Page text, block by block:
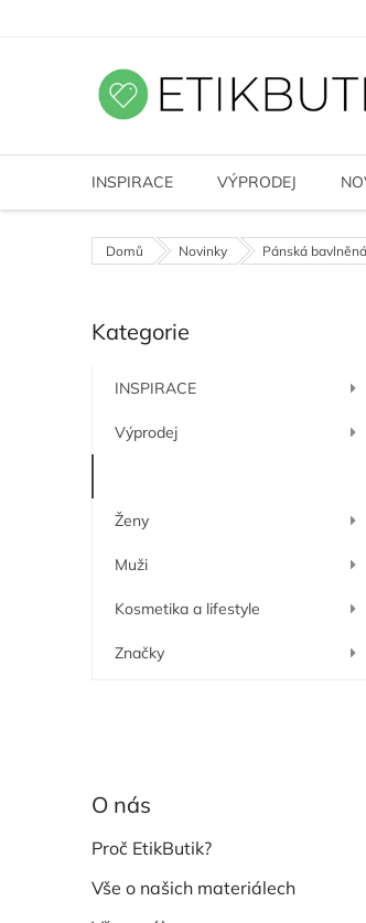
INSPIRACE VÝPRODEJ
Domů Novinky Pánská
o
n
í
Přeskočit
kategorie
Kategorie
INSPIRACE
Výprodej
Ženy
Muži
Kosmetika a lifestyle
Značky
O nás
Proč EtikButik?
Vše o našich materiálech